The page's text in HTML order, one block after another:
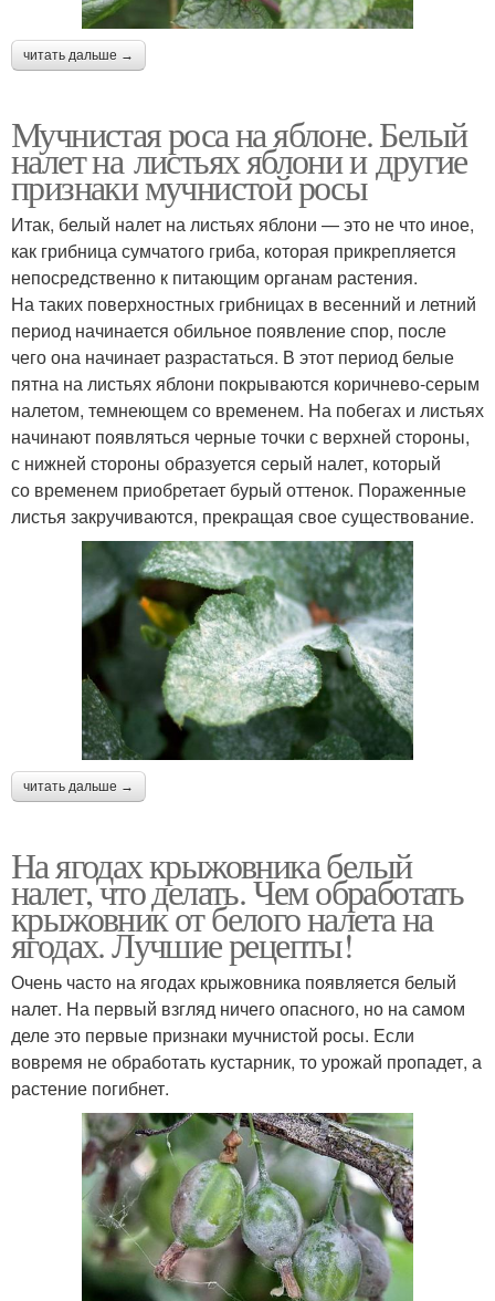
читать дальше →
Мучнистая роса на яблоне. Белый
налет на листьях яблони и другие
признаки мучнистой росы
Итак, белый налет на листьях яблони — это не что иное,
как грибница сумчатого гриба, которая прикрепляется
непосредственно к питающим органам растения.
На таких поверхностных грибницах в весенний и летний
период начинается обильное появление спор, после
чего она начинает разрастаться. В этот период белые
пятна на листьях яблони покрываются коричнево-серым
налетом, темнеющем со временем. На побегах и листьях
начинают появляться черные точки с верхней стороны,
с нижней стороны образуется серый налет, который
со временем приобретает бурый оттенок. Пораженные
листья закручиваются, прекращая свое существование.
читать дальше →
На ягодах крыжовника белый
налет, что делать. Чем обработать
крыжовник от белого налета на
ягодах. Лучшие рецепты!
Очень часто на ягодах крыжовника появляется белый
налет. На первый взгляд ничего опасного, но на самом
деле это первые признаки мучнистой росы. Если
вовремя не обработать кустарник, то урожай пропадет, а
растение погибнет.